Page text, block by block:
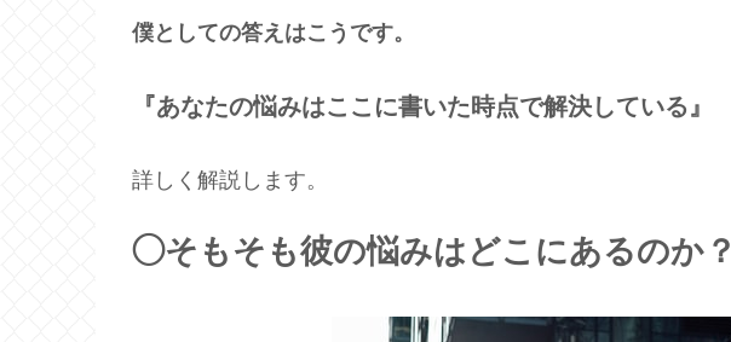
僕としての答えはこうです。
『あなたの悩みはここに書いた時点で解決している』
詳しく解説します。
◯そもそも彼の悩みはどこにあるのか？